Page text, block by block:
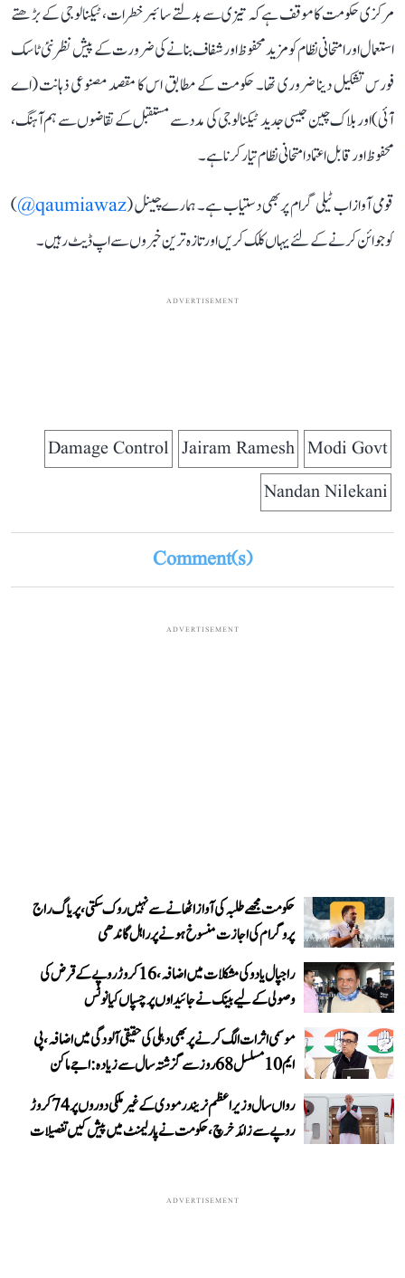
مرکزی حکومت کا موقف ہے کہ تیزی سے بدلتے سائبر خطرات، ٹیکنالوجی کے بڑھتے
استعمال اور امتحانی نظام کو مزید محفوظ اور شفاف بنانے کی ضرورت کے پیش نظر نئی ٹاسک
فورس تشکیل دینا ضروری تھا۔ حکومت کے مطابق اس کا مقصد مصنوعی ذہانت (اے
آئی) اور بلاک چین جیسی جدید ٹیکنالوجی کی مدد سے مستقبل کے تقاضوں سے ہم آہنگ،
محفوظ اور قابل اعتماد امتحانی نظام تیار کرنا ہے۔
قومی آواز اب ٹیلی گرام پر بھی دستیاب ہے۔ ہمارے چینل (qaumiawaz@
)
کو جوائن کرنے کے لئے یہاں کلک کریں اور تازہ ترین خبروں سے اپ ڈیٹ رہیں۔
ADVERTISEMENT
Modi Govt
Jairam Ramesh
Damage Control
Nandan Nilekani
Comment(s)
ADVERTISEMENT
حکومت مجھے طلبہ کی آواز اٹھانے سے نہیں روک سکتی، پریاگ راج
پروگرام کی اجازت منسوخ ہونے پر راہل گاندھی
راجپال یادو کی مشکلات میں اضافہ، 16 کروڑ روپے کے قرض کی
وصولی کے لیے بینک نے جائیداوں پر چسپاں کیا نوٹس
موسمی اثرات الگ کرنے پر بھی دہلی کی حقیقی آلودگی میں اضافہ، پی
ایم 10 مسلسل 68 روز سے گزشتہ سال سے زیادہ: اجے ماکن
رواں سال وزیر اعظم نریندر مودی کے غیر ملکی دوروں پر 74 کروڑ
روپے سے زائد خرچ، حکومت نے پارلیمنٹ میں پیش کیں تفصیلات
ADVERTISEMENT